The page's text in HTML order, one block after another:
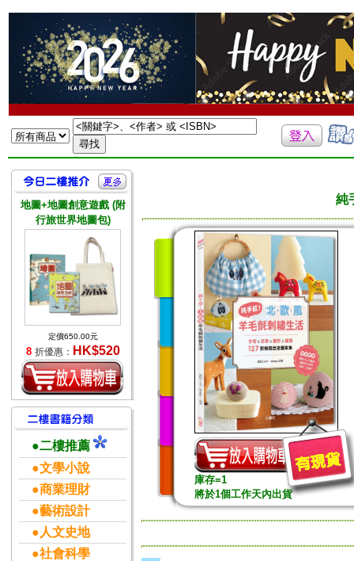
地圖+地圖創意遊戲 (附
行旅世界地圖包)
定價650.00元
8 折優惠： HK$520
●二樓推薦
●文學小說
●商業理財
●藝術設計
●人文史地
●社會科學
純
庫存=1
將於1個工作天內出貨